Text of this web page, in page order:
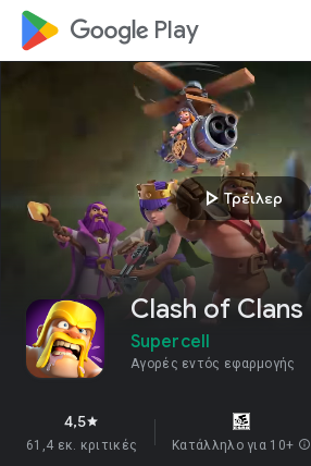
google_logo Play
play_arrowΤρέιλερ
Clash of Clans
Supercell
Αγορές εντός εφαρμογής
4,5star
61,4 εκ. κριτικές Κατάλληλο για 10+ info